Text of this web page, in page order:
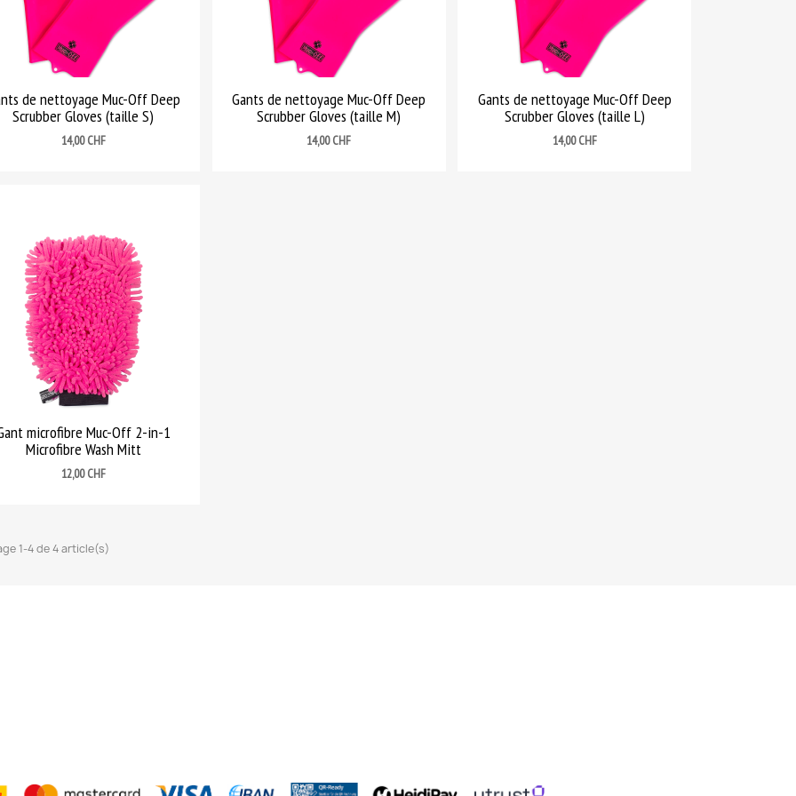
de nettoyage Muc-Off Deep
Scrubber Gloves (taille S)
Prix
14,00 CHF
Gants de nettoyage Muc-Off Deep
Scrubber Gloves (taille M)
Prix
14,00 CHF
Gants de nettoyage Muc-Off Deep
Scrubber Gloves (taille L)
Prix
14,00 CHF
microfibre Muc-Off 2-in-1
Microfibre Wash Mitt
Prix
12,00 CHF
1-4 de 4 article(s)